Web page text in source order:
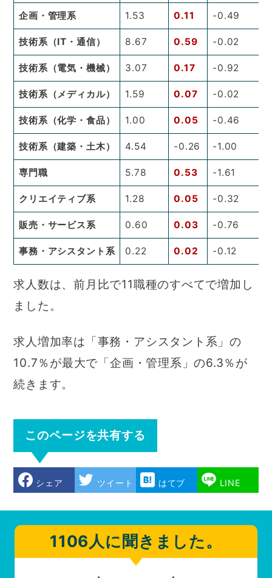
企画・管理系 1.53 0.11 -0.49
技術系（IT・通信） 8.67 0.59 -0.02
技術系（電気・機械） 3.07 0.17 -0.92
技術系（メディカル） 1.59 0.07 -0.02
技術系（化学・食品） 1.00 0.05 -0.46
技術系（建築・土木） 4.54 -0.26 -1.00
専門職 5.78 0.53 -1.61
クリエイティブ系 1.28 0.05 -0.32
販売・サービス系 0.60 0.03 -0.76
事務・アシスタント系 0.22 0.02 -0.12
求人数は、前月比で11職種のすべてで増加し
ました。
求人増加率は「事務・アシスタント系」の
10.7％が最大で「企画・管理系」の6.3％が
続きます。
このページを共有する
シェア ツイート はてブ LINE
1106人に聞きました。